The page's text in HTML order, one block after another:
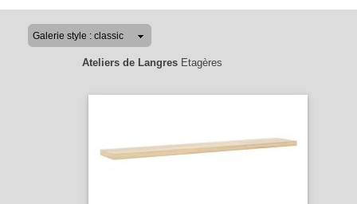
Ateliers de LangresEtagères